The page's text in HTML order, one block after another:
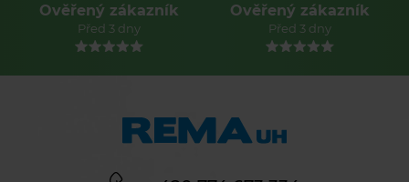
Ověřený zákazník
Před 3 dny
Ověřený zákazník
Před 3 dny